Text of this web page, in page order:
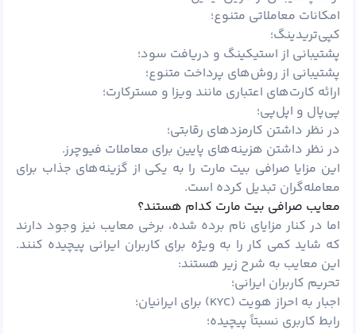
امکانات معاملاتی متنوع؛
کپی‌تریدینگ؛
پشتیبانی از استیکینگ و دریافت سود؛
پشتیبانی از روش‌های پرداخت متنوع؛
ارائه کارت‌های اعتباری مانند ویزا و مسترکارت؛
پی‌پال و اپل‌پی؛
در نظر داشتن کارمزدهای رقابتی؛
در نظر داشتن هزینه‌های پایین برای معاملات فیوچرز.
این مزایا صرافی بیت مارت را به یکی از گزینه‌های جذاب برای
معامله‌گران تبدیل کرده است.
معایب صرافی بیت مارت کدام هستند؟
اما در کنار مزایای نام برده شده، برخی معایب نیز وجود دارند
که شاید کمی کار را به ویژه برای کاربران ایرانی پیچیده کنند.
این معایب به شرح زیر هستند:
تحریم کاربران ایرانی؛
اجبار به احراز هویت (KYC) برای ایرانیان؛
رابط کاربری نسبتاً پیچیده؛